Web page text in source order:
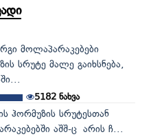
მოლაპარაკებები
სრუტე მალე გაიხსნება,
5182 ნახვა
ჰორმუზის სრუტესთან
აშშ-ც არის ჩ...